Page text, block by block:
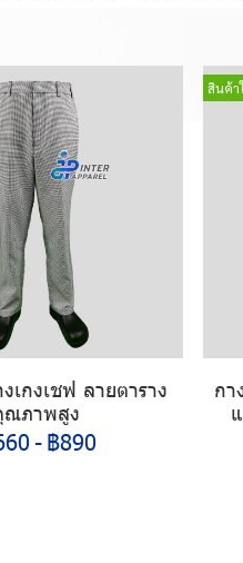
เกงเชฟ ลายตาราง
ณภาพสูง
-฿890
สินค้า
กา